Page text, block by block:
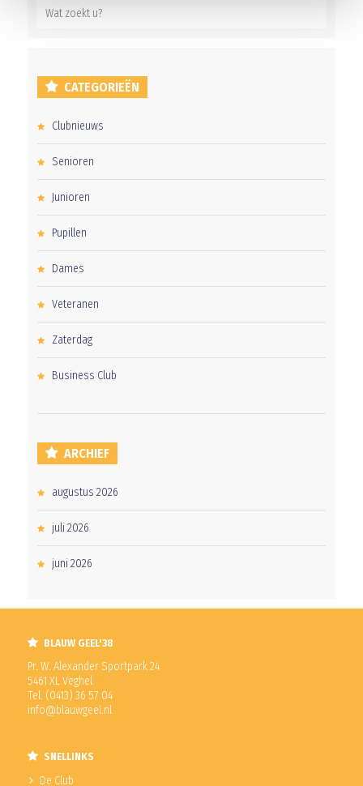
CATEGORIEËN
Clubnieuws
Senioren
Junioren
Pupillen
Dames
Veteranen
Zaterdag
Business Club
ARCHIEF
augustus 2026
juli 2026
juni 2026
BLAUW GEEL'38
Pr. W. Alexander Sportpark 24
5461 XL Veghel
Tel. (0413) 36 57 04
info@blauwgeel.nl
SNELLINKS
De Club